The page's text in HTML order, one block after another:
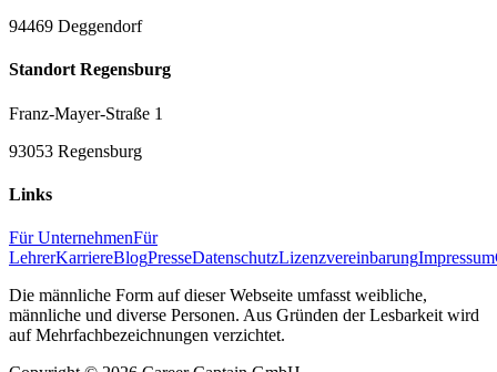
94469 Deggendorf
Standort Regensburg
Franz-Mayer-Straße 1
93053 Regensburg
Links
Für UnternehmenFür
LehrerKarriereBlogPresseDatenschutzLizenzvereinbarungImpressum
Die männliche Form auf dieser Webseite umfasst weibliche,
männliche und diverse Personen. Aus Gründen der Lesbarkeit wird
auf Mehrfachbezeichnungen verzichtet.